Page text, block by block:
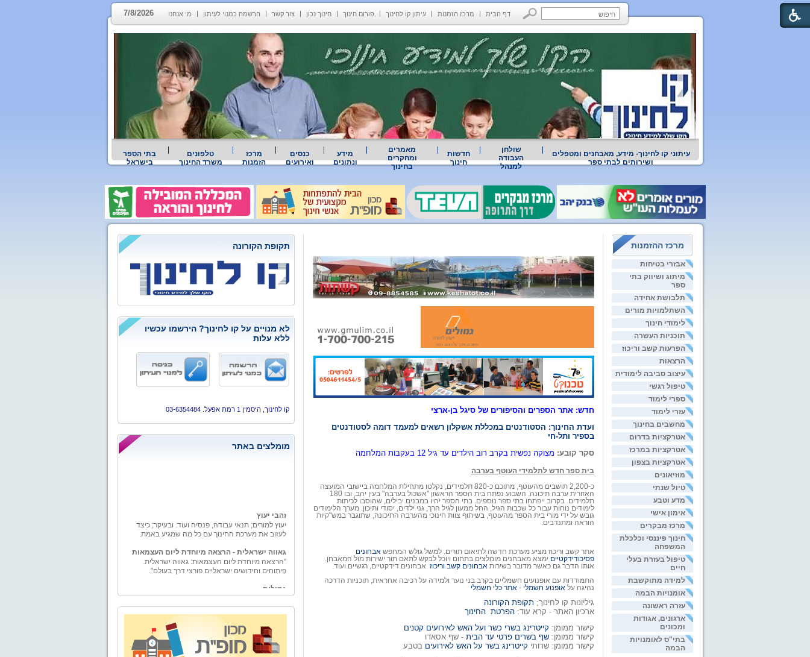
דף הבית מרכז הזמנות עיתון קו לחינוך פורום חינוך חינוך נכון צור קשר הרשמה כמנוי לעיתון מי אנחנו 7/8/2026
עיתוני קו לחינוך- מידע, מאבחנים ומטפלים
ושירותים לבתי ספר
שולחן
העבודה
למנהל
חדשות
חינוך
מאמרים
ומחקרים
בחינוך
מידע
ונתונים
כנסים
ואירועים
מרכז
הזמנות
טלפונים
משרד החינוך
בתי הספר
בישראל
מרכז ההזמנות
אבזרי בטיחות
מיתוג ושיווק בתי
ספר
תלבושת אחידה
השתלמויות מורים
לימודי חינוך
תוכניות העשרה
הפרעות קשב וריכוז
הרצאות
עיצוב סביבה לימודית
טיפול רגשי
ספרי לימוד
עזרי לימוד
מחשבים בחינוך
אטרקציות בדרום
אטרקציות במרכז
אטרקציות בצפון
מוזיאונים
טיול שנתי
מדע וטבע
אימון אישי
מרכז מבקרים
חינוך פיננסי וכלכלת
המשפחה
טיפול בעזרת בעלי
חיים
למידה מתוקשבת
אומנויות הבמה
עזרה ראשונה
ארגונים, אגודות
ומכונים
בתי"ס לאומנויות
הבמה
חדש: אתר הספרים והסיפורים של סיגל בן-ארצי
ועדת החינוך: הסטודנטים במכללת אשקלון רשאים למעמד דומה לסטודנטים
בספיר ותל-חי
סקר קובע: מצוקה נפשית בקרב רוב הילדים עד גיל 12 בעקבות המלחמה
בית ספר חדש לתלמידי העוטף בערבה
כ-2,200 תושבים מהעוטף, מתוכם כ-820 תלמידים, נקלטו מתחילת המלחמה ביישובי המועצה
האזורית ערבה תיכונה. השבוע נפתח בית הספר הראשון "אשכול בערבה" בעין יהב
ובו 180
תלמידים. בקרוב ייפתחו בתי ספר נוספים. בתי הספר יהיו במבנים יבילים, שהוסבו לכיתות
לימודים נוחות עבור כל שכבות הגיל, החל ממעון לגיל הרך, גני ילדים, יסודי ותיכון. מערך הלימודים
גובש על ידי מורי בית הספר מהעוטף, בשיתוף צוות חינוכי מהערבה התיכונה, שתוגבר במש"קיות
הוראה ומתנדבים.
אתר קשב וריכוז מציע מערכת חדשה לתיאום תורים. למשל גולש המחפשאבחונים
פסיכודידקטיים ימצא מאבחנים מומלצים בתחום ויוכל לבקש לתאם תור ישירות מול המאבחן.
אותו הדבר גם כאשר מדובר בשירותאבחונים קשב וריכוז אבחונים דידקטיים, רגשיים ועוד.
התמודדות עם אופנועים חשמליים בקרב בני נוער ולמידה על רכיבה אחראית, תוכניות הדרכה
נהיגה עלאופנוע חשמלי - אתר כלי חשמלי
גיליונות קו לחינוך; תקופת הקורונה
ארכיון האתר - קרא עוד:הפרטת החינוך
קישור ממומן: קייטרינג בשרי כשר ועל האש לאירועים קטנים
קישור ממומן:שף בשרים פרטי עד הבית- שף אסאדו
קישור ממומן: שרותי קייטרינג בשר על האש לאירועים בטבע
תקופת הקורונה
לא מנויים על קו לחינוך? הירשמו עכשיו
ללא עלות
קו לחינוך, היסמין 1 רמת אפעל. 03-6354484
מומלצים באתר
יעוץ למורים; תנאי עבודה, פנסיה ועוד. ובעיקר; כיצד
לעזוב את מערכת החינוך עם כל מה שמגיע באמת.
"הרצאה מיוחדת ליום העצמאות: גאווה ישראלית.
פיתוחים וחידושים ישראליים פורצי דרך בעולם".
"גמולים – ייעוץ למורה" הוקמה ע"י טל וייס, בעל תואר
בכלכלה עם התמחות במימון ומורשה בשיווק פנסיוני.
"גמולים - יעוץ למורה" מספקת למגזר עובדי מערכת
החינוך בפרט ולמגזרי המשק השונים בכלל, בדיקה
אובייקטיבית ומגוון פתרונות פיננסיים להם ולבני ביתם.
מאחורינו אלפי שעות ייעוץ פיננסי ופנסיוני לכל מגזרי
המשק השונים.